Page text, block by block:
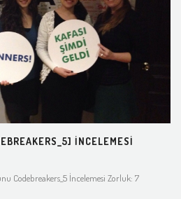
İNCELEMESI
Codebreakers_5 İncelemesi Zorluk: 7